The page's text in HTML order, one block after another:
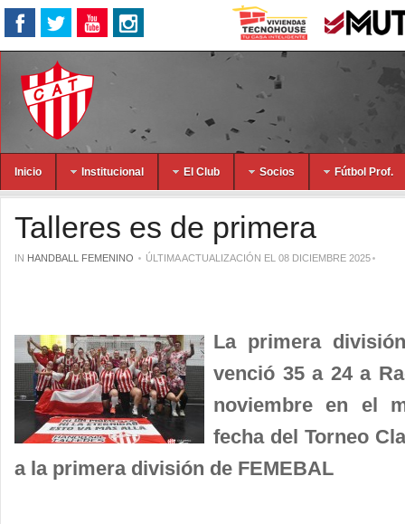
Inicio Institucional El Club Socios Fútbol Prof.
Talleres es de primera
IN HANDBALL FEMENINO ÚLTIMA ACTUALIZACIÓN EL 08 DICIEMBRE 2025
La primera
venció 35 a 24 a
noviembre en el
fecha del Torneo
a la primera división de FEMEBAL